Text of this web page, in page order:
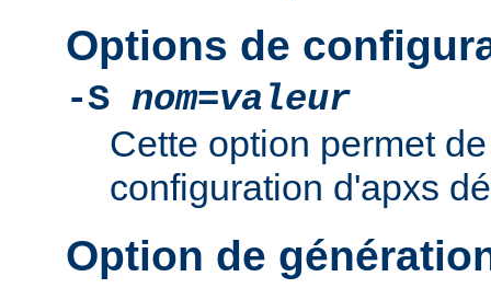
Options de
-S nom=valeur
Cette option permet
configuration d'apxs
Option de